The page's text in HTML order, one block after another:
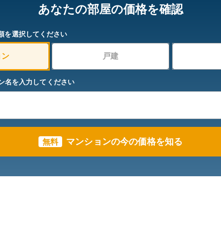
あなたの部屋の価格を確認
を選択してください
ン 戸建
名を入力してください
無料 マンションの今の価格を知る